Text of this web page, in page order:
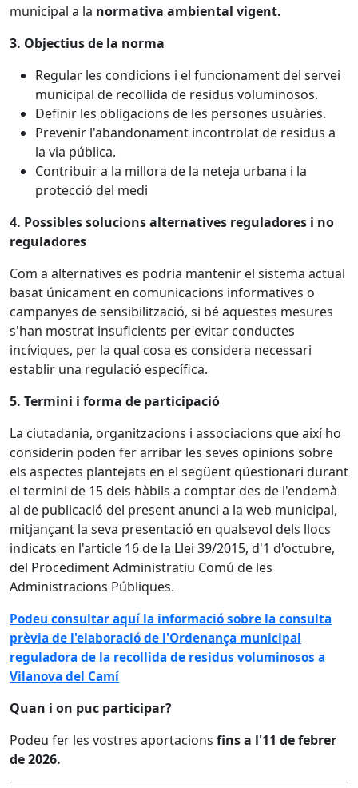
municipal a la normativa ambiental vigent.
3. Objectius de la norma
Regular les condicions i el funcionament del servei
municipal de recollida de residus voluminosos.
Definir les obligacions de les persones usuàries.
Prevenir l'abandonament incontrolat de residus a
la via pública.
Contribuir a la millora de la neteja urbana i la
protecció del medi
4. Possibles solucions alternatives reguladores i no
reguladores
Com a alternatives es podria mantenir el sistema actual
basat únicament en comunicacions informatives o
campanyes de sensibilització, si bé aquestes mesures
s'han mostrat insuficients per evitar conductes
incíviques, per la qual cosa es considera necessari
establir una regulació específica.
5. Termini i forma de participació
La ciutadania, organitzacions i associacions que així ho
considerin poden fer arribar les seves opinions sobre
els aspectes plantejats en el següent qüestionari durant
el termini de 15 deis hàbils a comptar des de l'endemà
al de publicació del present anunci a la web municipal,
mitjançant la seva presentació en qualsevol dels llocs
indicats en l'article 16 de la Llei 39/2015, d'1 d'octubre,
del Procediment Administratiu Comú de les
Administracions Públiques.
Podeu consultar aquí la informació sobre la consulta
prèvia de l'elaboració de l'Ordenança municipal
reguladora de la recollida de residus voluminosos a
Vilanova del Camí
Quan i on puc participar?
Podeu fer les vostres aportacions fins a l'11 de febrer
de 2026.